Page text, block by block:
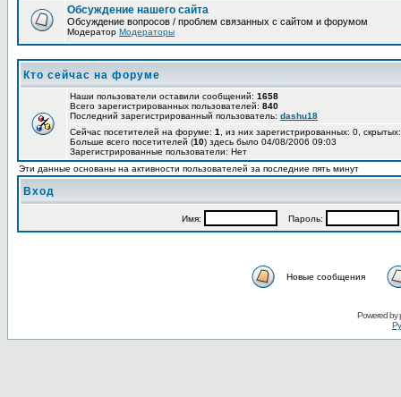
Обсуждение нашего сайта
Обсуждение вопросов / проблем связанных с сайтом и форумом
Модератор Модераторы
Кто сейчас на форуме
Наши пользователи оставили сообщений: 1658
Всего зарегистрированных пользователей: 840
Последний зарегистрированный пользователь: dashu18
Сейчас посетителей на форуме: 1
, из них зарегистрированных: 0,
Больше всего посетителей (10) здесь было 04/08/2006 09:03
Зарегистрированные пользователи: Нет
Эти данные основаны на активности пользователей за последние пять минут
Вход
Имя: Пароль:
Новые сообщения
Powered by